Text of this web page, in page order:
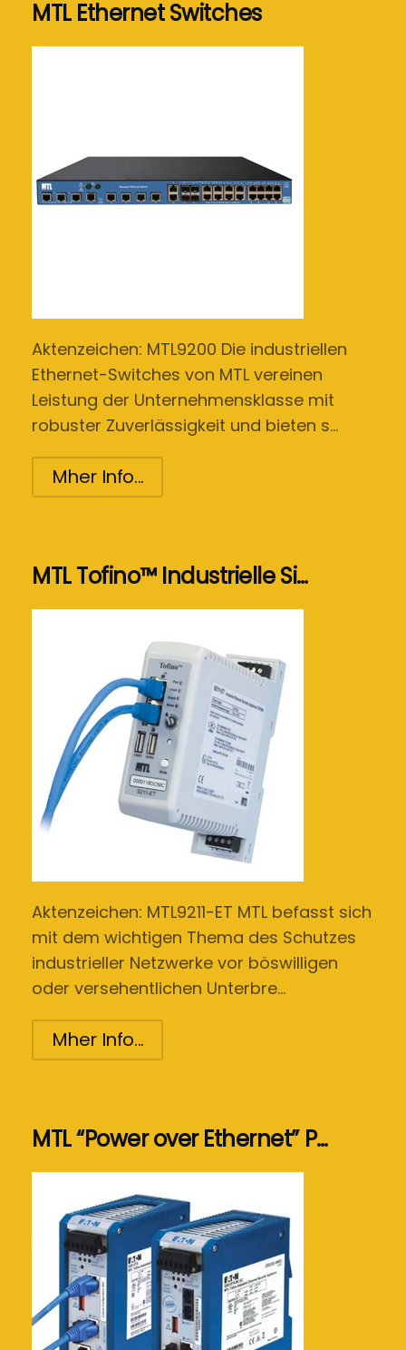
MTL Ethernet Switches
Aktenzeichen: MTL9200 Die industriellen
Ethernet-Switches von MTL vereinen
Leistung der Unternehmensklasse mit
robuster Zuverlässigkeit und bieten s…
Mher Info...
MTL Tofino™ Industrielle Si…
Aktenzeichen: MTL9211-ET MTL befasst sich
mit dem wichtigen Thema des Schutzes
industrieller Netzwerke vor böswilligen
oder versehentlichen Unterbre…
Mher Info...
MTL “Power over Ethernet” P…